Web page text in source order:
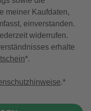
meiner Kaufdaten,
einverstanden.
widerrufen.
erhalte
*.
.